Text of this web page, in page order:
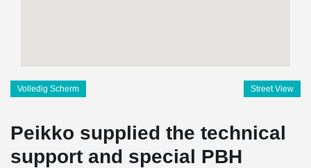
Volledig Scherm Street View
Peikko supplied the technical
support and special PBH